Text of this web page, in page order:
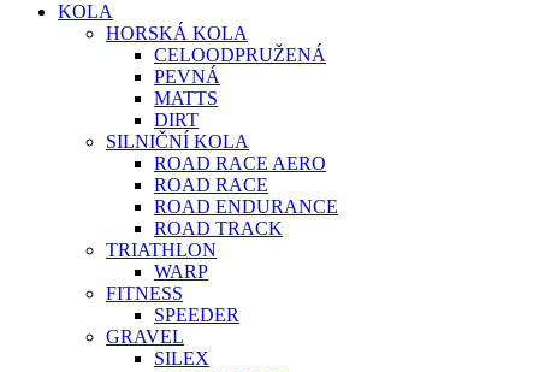
KOLA
HORSKÁ KOLA
CELOODPRUŽENÁ
PEVNÁ
MATTS
DIRT
SILNIČNÍ KOLA
ROAD RACE AERO
ROAD RACE
ROAD ENDURANCE
ROAD TRACK
TRIATHLON
WARP
FITNESS
SPEEDER
GRAVEL
SILEX